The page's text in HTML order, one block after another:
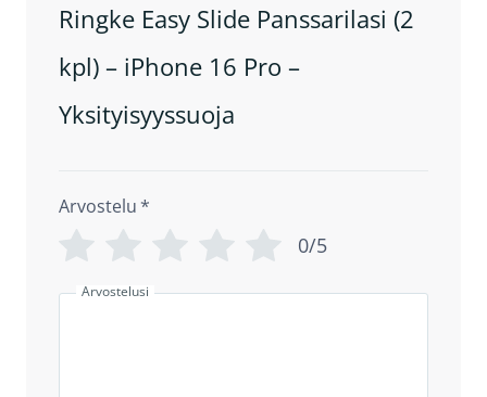
Ringke Easy Slide Panssarilasi (2
kpl) – iPhone 16 Pro –
Yksityisyyssuoja
Arvostelu *
0/5
Arvostelusi